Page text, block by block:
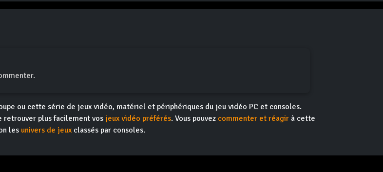
ou cette série de jeux vidéo, matériel et périphériques du jeu vidéo PC et consoles.
retrouver plus facilement vos jeux vidéo préférés. Vous pouvez commenter et réagir à cette
les univers de jeux classés par consoles.